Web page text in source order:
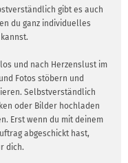
gibt es auch
du ganz individuelles
und nach Herzenslust im
Fotos stöbern und
Selbstverständlich
oder Bilder hochladen
Erst wenn du mit deinem
abgeschickt hast,
dich.